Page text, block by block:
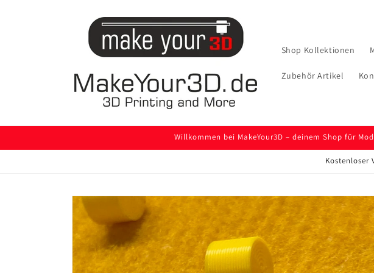
Shop Kollektionen
Zubehör Artikel
Willkommen bei MakeYour3D – deinem Shop für
Kostenloser
Zu
Produktinformationen
springen